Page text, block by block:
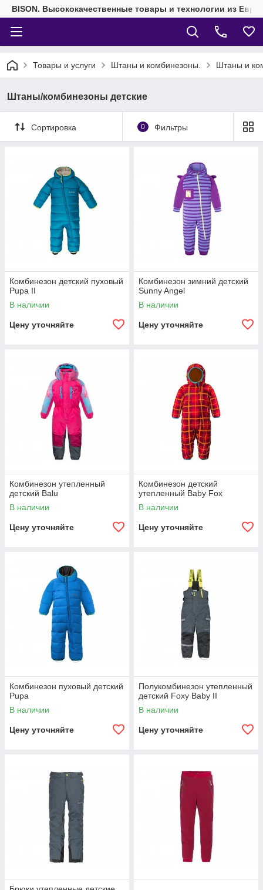
BISON. Высококачественные товары и технологии из
Товары и услуги Штаны и комбинезоны. Штаны и
Штаны/комбинезоны детские
Сортировка 0 Фильтры
Комбинезон детский пуховый
Pupa II
В наличии
Цену уточняйте
Комбинезон зимний детский
Sunny Angel
В наличии
Цену уточняйте
Комбинезон утепленный
детский Balu
В наличии
Цену уточняйте
Комбинезон детский
утепленный Baby Fox
В наличии
Цену уточняйте
Комбинезон пуховый детский
Pupa
В наличии
Цену уточняйте
Полукомбинезон утепленный
детский Foxy Baby II
В наличии
Цену уточняйте